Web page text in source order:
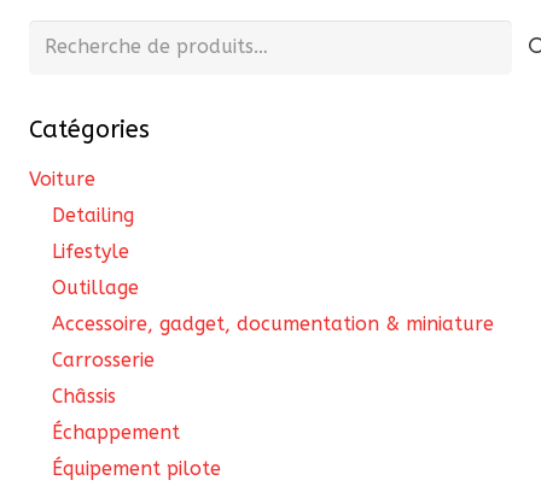
Recherche
Catégories
Voiture
Detailing
Lifestyle
Outillage
Accessoire, gadget, documentation & miniature
Carrosserie
Châssis
Échappement
Équipement pilote